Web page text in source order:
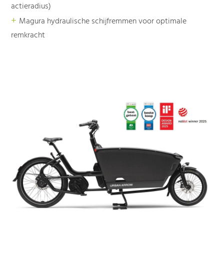
actieradius)
+ Magura hydraulische schijfremmen voor optimale
remkracht